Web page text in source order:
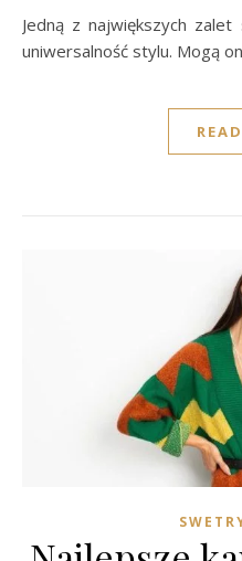
Jedną z największych
uniwersalność stylu. Mogą